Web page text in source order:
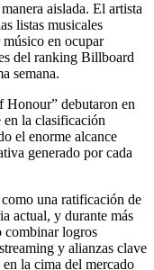
aislada. El artista
listas musicales
en ocupar
del ranking Billboard
semana.
Honour” debutaron en
en la clasificación
el enorme alcance
generado por cada
una ratificación de
actual, y durante más
combinar logros
y alianzas clave
la cima del mercado